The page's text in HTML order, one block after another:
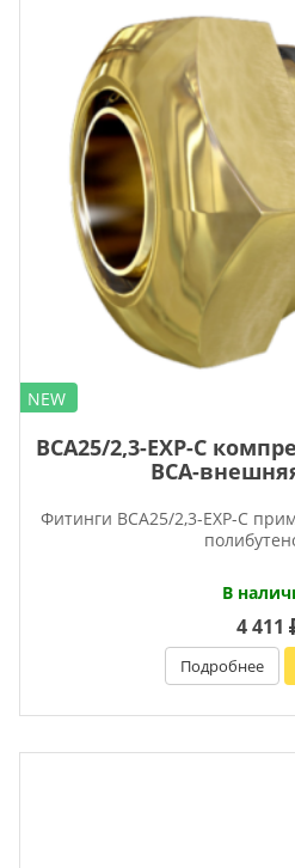
NEW
BCA25/2,3-EXP-C
ВСА-
Фитинги BCA25/2,3-EXP-C
В
4 411
Подробнее